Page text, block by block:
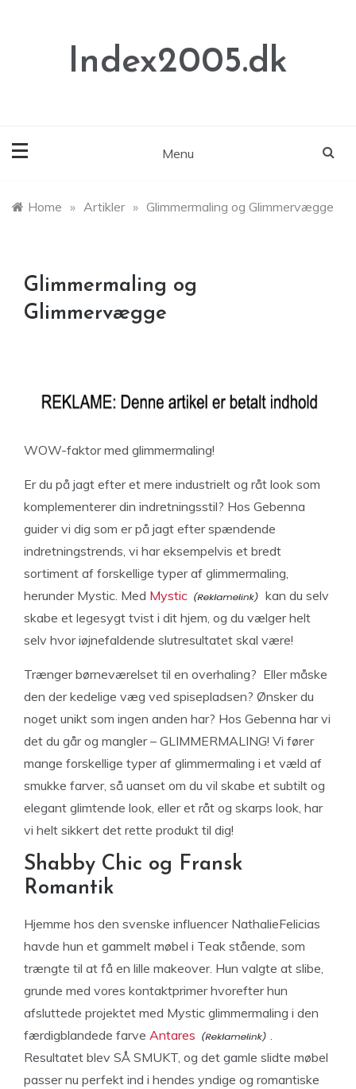
Index2005.dk
Menu
Home » Artikler » Glimmermaling og Glimmervægge
Glimmermaling og
Glimmervægge
WOW-faktor med glimmermaling!
Er du på jagt efter et mere industrielt og råt look som
komplementerer din indretningsstil? Hos Gebenna
guider vi dig som er på jagt efter spændende
indretningstrends, vi har eksempelvis et bredt
sortiment af forskellige typer af glimmermaling,
herunder Mystic. Med Mystic
kan du selv
skabe et legesygt tvist i dit hjem, og du vælger helt
selv hvor iøjnefaldende slutresultatet skal være!
Trænger børneværelset til en overhaling? Eller måske
den der kedelige væg ved spisepladsen? Ønsker du
noget unikt som ingen anden har? Hos Gebenna har vi
det du går og mangler – GLIMMERMALING! Vi fører
mange forskellige typer af glimmermaling i et væld af
smukke farver, så uanset om du vil skabe et subtilt og
elegant glimtende look, eller et råt og skarps look, har
vi helt sikkert det rette produkt til dig!
Shabby Chic og Fransk
Romantik
Hjemme hos den svenske influencer NathalieFelicias
havde hun et gammelt møbel i Teak stående, som
trængte til at få en lille makeover. Hun valgte at slibe,
grunde med vores kontaktprimer hvorefter hun
afsluttede projektet med Mystic glimmermaling i den
færdigblandede farve Antares
.
Resultatet blev SÅ SMUKT, og det gamle slidte møbel
passer nu perfekt ind i hendes yndige og romantiske